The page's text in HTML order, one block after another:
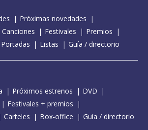
Próximas novedades
Canciones Festivales
Premios
Portadas Listas Guía / directorio
Próximos estrenos
DVD
Festivales + premios
Carteles Box-office Guía / directorio